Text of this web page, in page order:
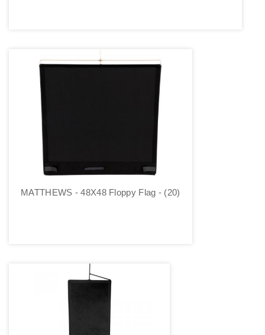
MATTHEWS - 48X48 Floppy Flag - (20)